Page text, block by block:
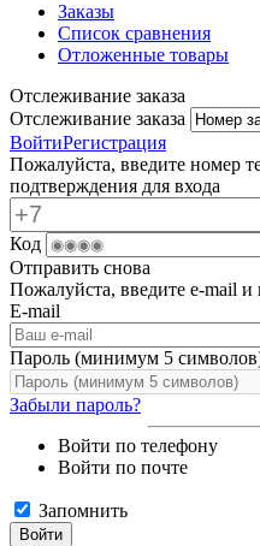
Заказы
Список сравнения
Отложенные товары
Отслеживание заказа
Отслеживание заказа
ВойтиРегистрация
Пожалуйста, введите номер
подтверждения для входа
Код
Отправить снова
Пожалуйста, введите e-mail и
E-mail
Пароль (минимум 5
Забыли пароль?
Войти по телефону
Войти по почте
Запомнить
Войти